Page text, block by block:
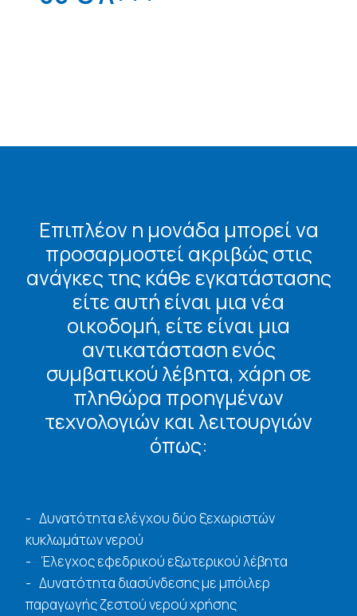
Επιπλέον η μονάδα μπορεί να
προσαρμοστεί ακριβώς στις
ανάγκες της κάθε εγκατάστασης
είτε αυτή είναι μια νέα
οικοδομή, είτε είναι μια
αντικατάσταση ενός
συμβατικού λέβητα, χάρη σε
πληθώρα προηγμένων
τεχνολογιών και λειτουργιών
όπως:
Δυνατότητα ελέγχου δύο ξεχωριστών
κυκλωμάτων νερού
Έλεγχος εφεδρικού εξωτερικού λέβητα
Δυνατότητα διασύνδεσης με μπόιλερ
παραγωγής ζεστού νερού χρήσης